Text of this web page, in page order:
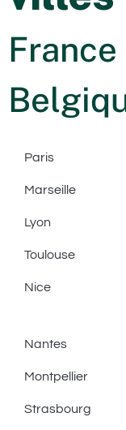
France
Paris
Marseille
Lyon
Toulouse
Nice
Nantes
Montpellier
Strasbourg